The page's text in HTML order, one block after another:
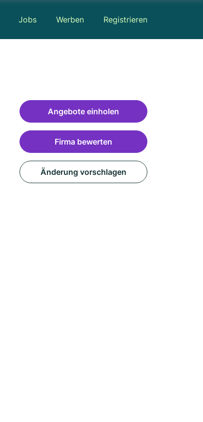
Jobs Werben Registrieren
Angebote einholen
Firma bewerten
Änderung vorschlagen